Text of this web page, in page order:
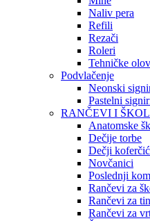
Naliv pera
Refili
Rezači
Roleri
Tehničke
Podvlačenje
Neonski
Pastelni
RANČEVI I
Anatomske
Dečije torbe
Dečji
Novčanici
Poslednji
Rančevi za
Rančevi za
Rančevi za